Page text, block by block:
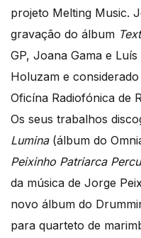
projeto Melting Music.
gravação do álbum
GP, Joana Gama e
Holuzam e
Oficína Radiofónica de
Os seus trabalhos
Lumina(álbum do
Peixinho Patriarca
da música de Jorge
novo álbum do
para quarteto de